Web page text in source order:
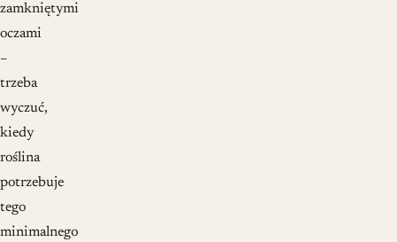
zamkniętymi
oczami
–
trzeba
wyczuć,
kiedy
roślina
potrzebuje
tego
minimalnego